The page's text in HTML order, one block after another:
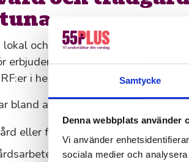
Samtycke
Denna webbplats använder
Vi använder
sociala medier och
och en prydlig gård gör mycket
erbjuder vi både lokalvård och
i hela Eskilstuna.
bland annat:
eller företagsstäd med fasta
plantering och